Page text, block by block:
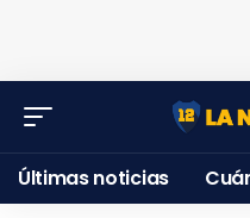
Últimas noticias